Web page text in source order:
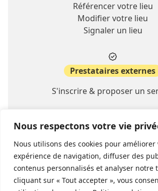
Nous respectons votre vie
Nous utilisons des cookies pour améliorer
expérience de navigation, diffuser des
contenus personnalisés et analyser notre
cliquant sur « Tout accepter », vous
Référencer votre lieu
Modifier votre lieu
Signaler un lieu
Prestataires externes
S'inscrire & proposer un
A propos
Contact
FAQ